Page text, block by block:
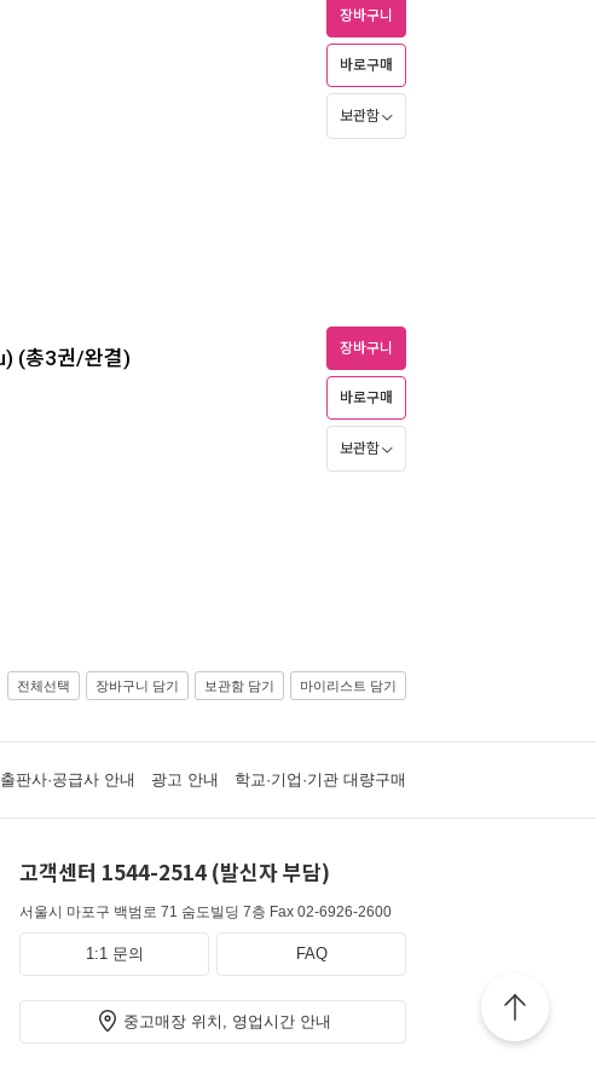
장바구니
바로구매
보관함
(총3권/완결) 장바구니
바로구매
보관함
전체선택 장바구니 담기 보관함 담기 마이리스트 담기
출판사·공급사 안내 광고 안내 학교·기업·기관 대량구매
고객센터 1544-2514 (발신자 부담)
서울시 마포구 백범로 71 숨도빌딩 7층 Fax 02-6926-2600
1:1 문의 FAQ
중고매장 위치, 영업시간 안내